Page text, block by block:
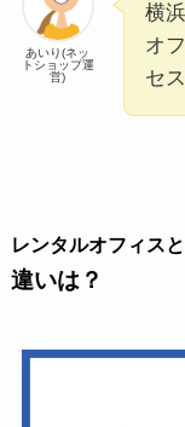
あいり(ネッ
トショップ運
営)
横
オ
セ
レンタルオフィス
違いは？